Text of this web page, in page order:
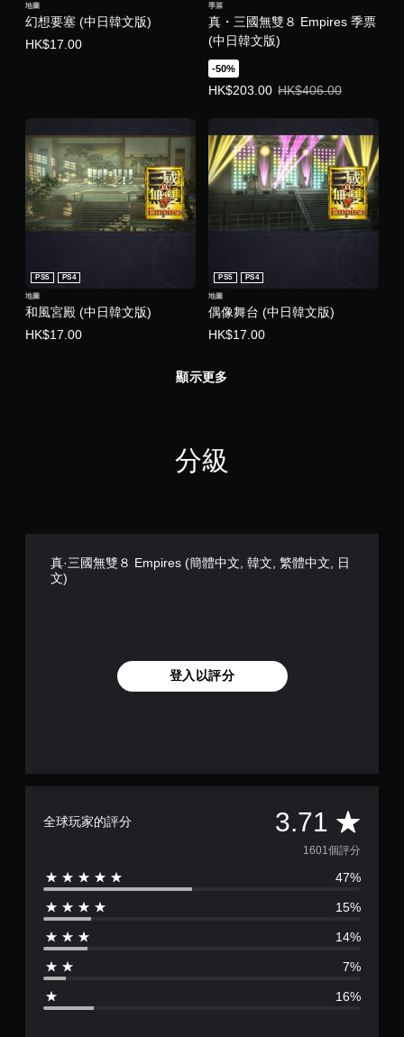
幻想要塞 (中日韓文版)
地圖
HK$17.00
真・三國無雙８ Empires 季票
(中日韓文版)
季票
-50%
HK$203.00
優惠價HK$203.00。原價
HK$406.00
和風宮殿 (中日韓文版)
PS5 PS4
地圖
HK$17.00
偶像舞台 (中日韓文版)
PS5 PS4
地圖
HK$17.00
顯示更多
分級
真·三國無雙８ Empires (簡體中文, 韓文, 繁體中文, 日
文)
登入以評分
全球玩家的評分 3.71 平
均
評
分
3
1601個評分
47%
15%
14%
7%
16%